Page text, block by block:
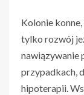
Kolonie
tylko rozwój
nawiązywanie
przypadkach,
hipoterapii.